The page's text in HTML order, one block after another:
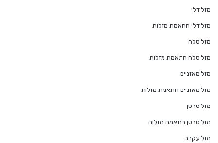
מזל דלי
מזל דלי התאמת מזלות
מזל טלה
מזל טלה התאמת מזלות
מזל מאזניים
מזל מאזניים התאמת מזלות
מזל סרטן
מזל סרטן התאמת מזלות
מזל עקרב